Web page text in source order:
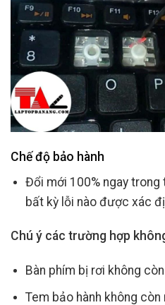
Chế độ bảo hành
Đổi mới 100% ngay trong
bất kỳ lỗi nào được xác
Chú ý các trường hợp
Bàn phím bị rơi không
Tem bảo hành không còn